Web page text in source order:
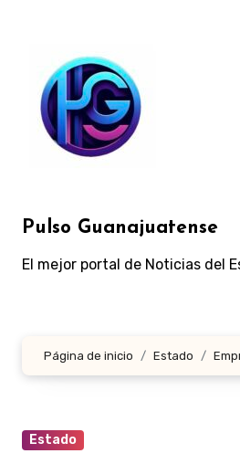
contenido
Pulso Guanajuatense
El mejor portal de Noticias del
Página de inicio Estado
Estado